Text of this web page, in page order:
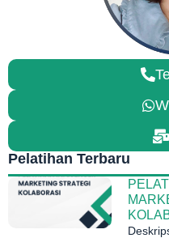
Pelatihan Terbaru